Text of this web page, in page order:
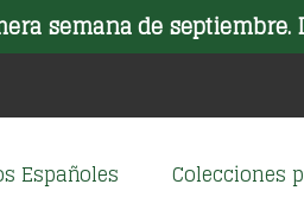
semana de
Españoles Colecciones